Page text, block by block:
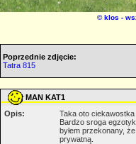
©klos -
Poprzednie zdjęcie:
Tatra 815
MAN KAT1
Opis:
Taka oto
Bardzo sroga
byłem przekonany,
prywatną.